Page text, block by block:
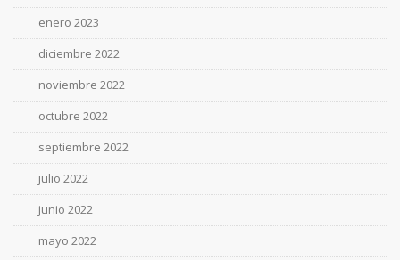
enero 2023
diciembre 2022
noviembre 2022
octubre 2022
septiembre 2022
julio 2022
junio 2022
mayo 2022